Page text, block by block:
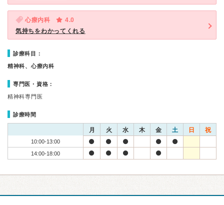
心療内科
4.0
気持ちをわかってくれる
診療科目：
精神科、心療内科
専門医・資格：
精神科専門医
診療時間
月 火 水 木 金 土 日 祝
10:00-13:00
14:00-18:00